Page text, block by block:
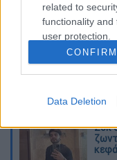
related to
functionality
user protection.
CONFIRM
Data Deletion
Τα
Σοκ